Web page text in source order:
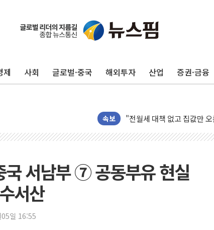
제 사회 글로벌·중국 해외투자 산업 증권·금융
속보
초등학교 앞서 '쾅'…대전 중
중소기업계 "세제개편안 기
배틀그라운드 모바일 월드
청와대 "내일 부동산 점검
국민통합위 "청년엔 기회
레드캡투어, 2분기 영업익
HD건설기계, 재생에너지
아파트에 코브라가…검찰,
윤영달 크라운해태 회장 "
국 서남부 ⑦ 공동부유 현실
서산
일 16:55